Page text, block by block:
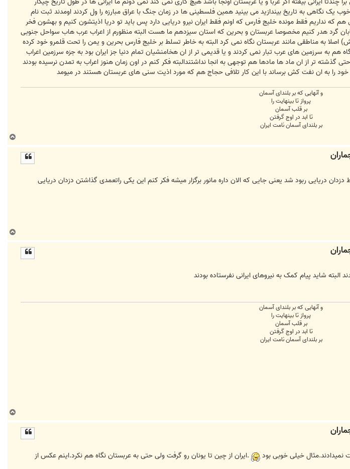
نگاهی به تاریخ بیندازید می بینید همین فلسطینی ها در زمان جنگ با عراق مبارزه را ول کردند اومدند ثبت نام
هم که نداریم فقط مونده خلیج فارس که اونم فقط ایران نیرو دریایی دارد پس باید تو دریا اذیتشون کنیم و بهشون فخر
بیابان گرد هدر کنیم مخصوصا عربستان و بحرین که استان سیزدهم ما هست البته منظورم از اعراب عرب هاب سواحل جنوبی
به مناطقی مانند عربستان نگاه نمی کرد البته به خاطر تسلط بر خلیج فارس بحرین و یمن را تحت قلمرو خود کرده
به سرزمین های عرب تبار نمی کردند و یا قدیمی تر از ان هخامنشیان تمام دنیا جز ایران بود به جزه سرزمین اعراب
گذشته تر از ان ماد ها مادها هم توجهی به انجا نداشتندالبته فکر کنم در اون زمان هنوز اعراب به تمدن نرسیده بودند
را به ان نفت کش برساند با این کار تلافی حجاج هم که مورد اذیت سنی های عربستان هستند در میومد
و آنهایی که بر بلندای آسمان
پرواز تا بینهایت را
بر قلب آسمان
تا ابد در اوج گرفتن
بر بلندای آسمان نامت ایران
ا
دریایی ربود شد یعنی جایی که الان داره مانور برگزار میشه فکر کنم این یکی راتعمدی گذاشتن دزدان دریایی
ا
شاید پیام کمک به نیروهای ایرانی نفرستاده بودند
و آنهایی که بر بلندای آسمان
پرواز تا بینهایت را
بر قلب آسمان
تا ابد در اوج گرفتن
بر بلندای آسمان نامت ایران
ا
.ایران از چین تا یونان رو گرفت ولی حتی به عربستان نگاه هم نکرد.اینم عکس از